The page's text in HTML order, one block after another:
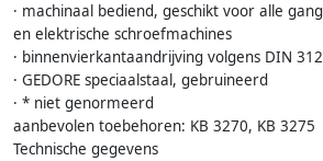
· machinaal bediend, geschikt voor alle
en elektrische schroefmachines
· binnenvierkantaandrijving volgens DIN
· GEDORE speciaalstaal, gebruineerd
· * niet genormeerd
aanbevolen toebehoren: KB 3270, KB 3275
Technische gegevens